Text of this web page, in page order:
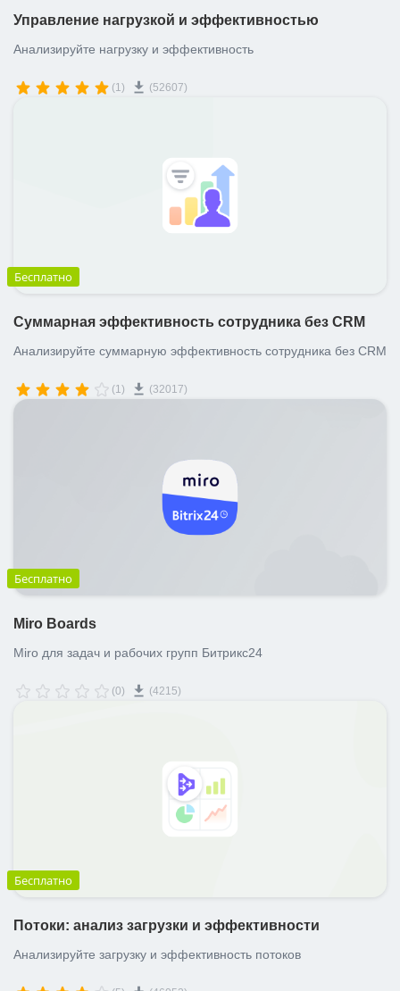
Управление нагрузкой и эффективностью
Анализируйте нагрузку и эффективность
(1) (52607)
Бесплатно
Суммарная эффективность сотрудника без CRM
Анализируйте суммарную эффективность сотрудника без CRM
(1) (32017)
Бесплатно
Miro Boards
Miro для задач и рабочих групп Битрикс24
(0) (4215)
Бесплатно
Потоки: анализ загрузки и эффективности
Анализируйте загрузку и эффективность потоков